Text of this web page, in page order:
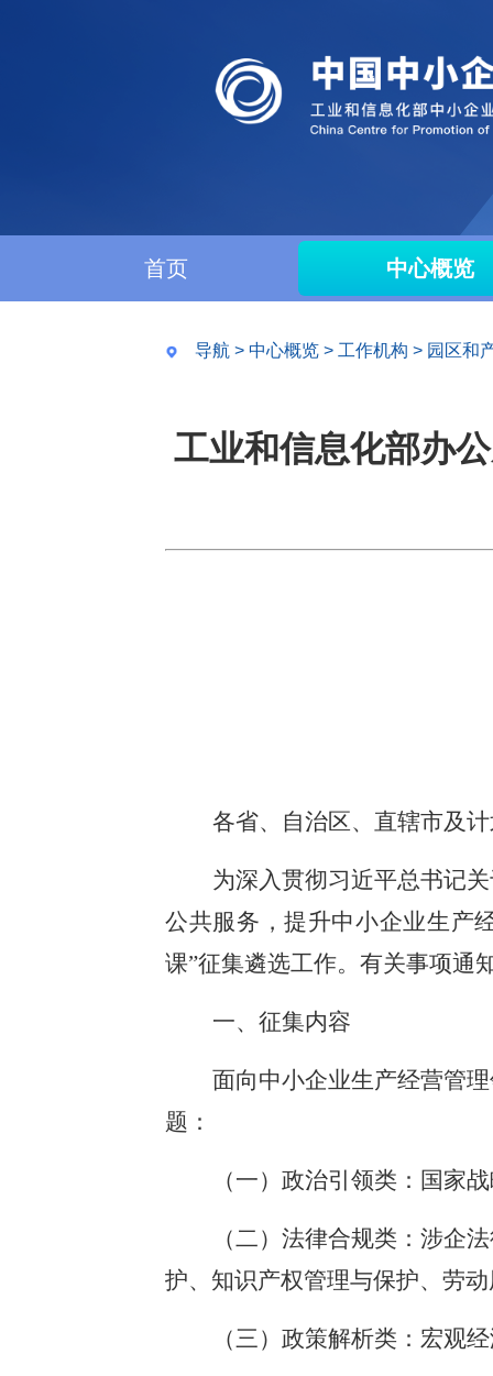
首页 中心概览
导航 > 中心概览 > 工作机构 > 园区和
工业和信息化部办
各省、自治区、直辖市及
为深入贯彻习近平总书记
公共服务，提升中小企业生产
课”征集遴选工作。有关事项通
一、征集内容
面向中小企业生产经营管
题：
（一）政治引领类：国家
（二）法律合规类：涉企
护、知识产权管理与保护、劳
（三）政策解析类：宏观